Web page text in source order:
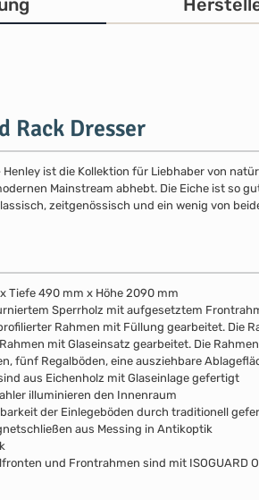
Rack Dresser
ist die Kollektion für Liebhaber von
Mainstream abhebt. Die Eiche ist so
zeitgenössisch und ein wenig von
Tiefe 490 mm x Höhe 2090 mm
Sperrholz mit aufgesetztem
Rahmen mit Füllung gearbeitet. Die
mit Glaseinsatz gearbeitet. Die
fünf Regalböden, eine ausziehbare
aus Eichenholz mit Glaseinlage gefertigt
illuminieren den Innenraum
der Einlegeböden durch traditionell
aus Messing in Antikoptik
und Frontrahmen sind mit ISOGUARD